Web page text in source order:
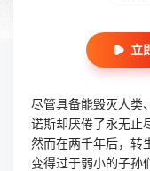
立
尽管具备能毁灭人类
诺斯却厌倦了永无止
然而在两千年后，转
变得过于弱小的子孙